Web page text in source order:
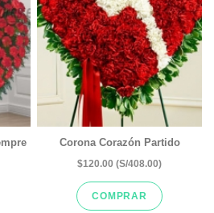
Corona Corazón Partido
$120.00 (S/408.00)
COMPRAR